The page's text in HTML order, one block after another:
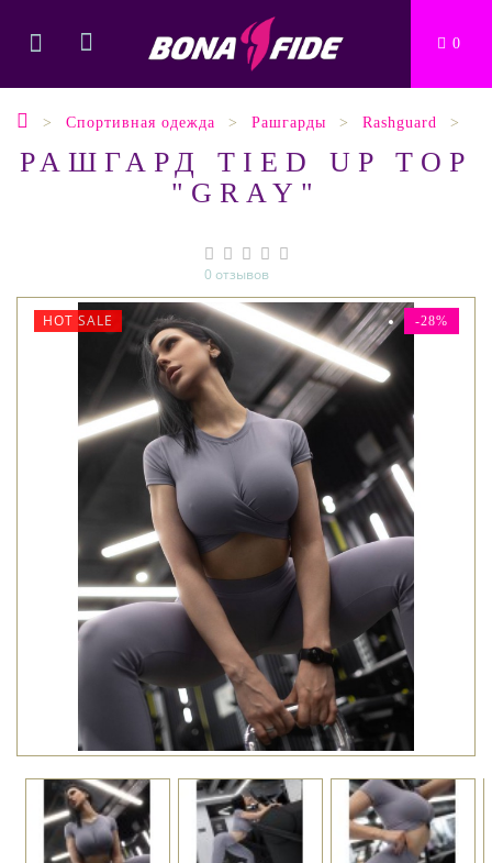
0
Спортивная одежда Рашгарды Rashguard
РАШГАРД TIED UP TOP
"GRAY"
0 отзывов
HOT SALE -28%